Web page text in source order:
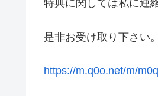
特典に関しては私に連
是非お受け取り下さい。
https://m.q0o.net/m/